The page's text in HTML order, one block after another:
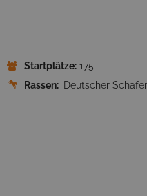
Startplätze: 175
Rassen: Deutscher